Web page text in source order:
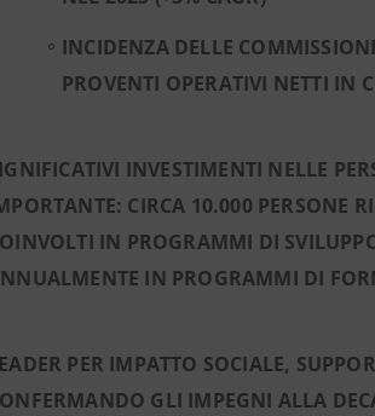
INCIDENZA DELLE
PROVENTI OPERATIVI NETTI IN
INVESTIMENTI NELLE
CIRCA 10.000 PERSONE
IN PROGRAMMI DI
IN PROGRAMMI DI
PER IMPATTO SOCIALE,
GLI IMPEGNI ALLA